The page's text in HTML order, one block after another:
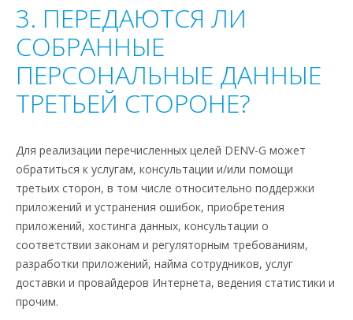
3. ПЕРЕДАЮТСЯ ЛИ
СОБРАННЫЕ
ПЕРСОНАЛЬНЫЕ ДАННЫЕ
ТРЕТЬЕЙ СТОРОНЕ?
Для реализации перечисленных целей DENV-G может
обратиться к услугам, консультации и/или помощи
третьих сторон, в том числе относительно поддержки
приложений и устранения ошибок, приобретения
приложений, хостинга данных, консультации о
соответствии законам и регуляторным требованиям,
разработки приложений, найма сотрудников, услуг
доставки и провайдеров Интернета, ведения статистики и
прочим.